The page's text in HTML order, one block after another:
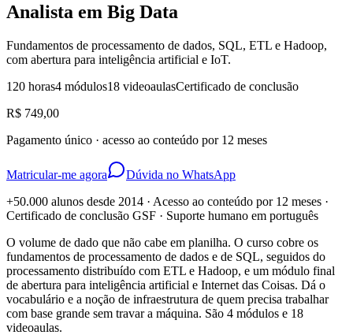
Analista em Big Data
Fundamentos de processamento de dados, SQL, ETL e Hadoop,
com abertura para inteligência artificial e IoT.
120 horas4 módulos18 videoaulasCertificado de conclusão
R$ 749,00
Pagamento único · acesso ao conteúdo por 12 meses
Matricular-me agora
Dúvida no WhatsApp
+50.000 alunos desde 2014 · Acesso ao conteúdo por 12 meses ·
Certificado de conclusão GSF · Suporte humano em português
O volume de dado que não cabe em planilha. O curso cobre os
fundamentos de processamento de dados e de SQL, seguidos do
processamento distribuído com ETL e Hadoop, e um módulo final
de abertura para inteligência artificial e Internet das Coisas. Dá o
vocabulário e a noção de infraestrutura de quem precisa trabalhar
com base grande sem travar a máquina. São 4 módulos e 18
videoaulas.